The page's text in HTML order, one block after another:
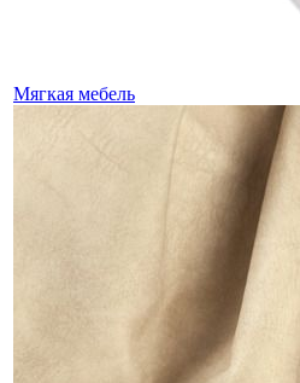
Мягкая мебель